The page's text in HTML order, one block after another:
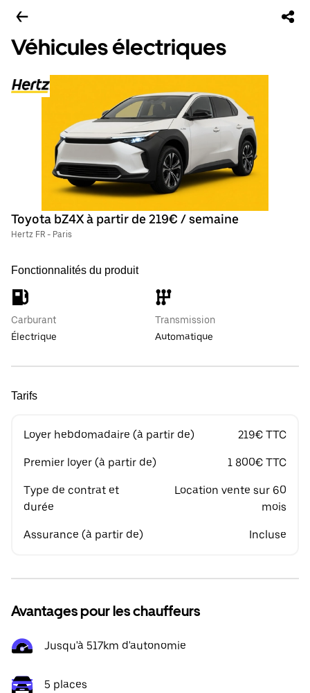
Véhicules électriques
Toyota bZ4X à partir de 219€ / semaine
Hertz FR - Paris
Fonctionnalités du produit
Carburant
Électrique
Transmission
Automatique
Tarifs
Loyer hebdomadaire (à partir de) 219€ TTC
Premier loyer (à partir de) 1 800€ TTC
Type de contrat et
durée
Location vente sur 60
mois
Assurance (à partir de) Incluse
Avantages pour les chauffeurs
Jusqu'à 517km d'autonomie
5 places